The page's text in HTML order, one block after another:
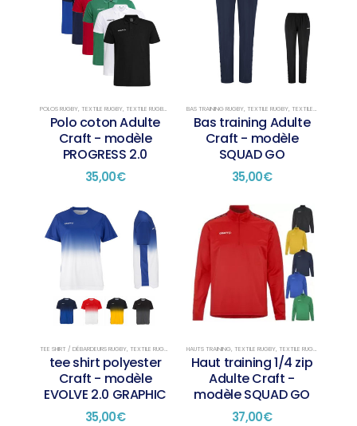
POLOS RUGBY, TEXTILE RUGBY, TEXTILE RUGBY PRÉSENTATION
Polo coton Adulte
Craft - modèle
PROGRESS 2.0
35,00€
BAS TRAINING RUGBY, TEXTILE RUGBY, TEXTILE RUGBY TRAINING
Bas training Adulte
Craft - modèle
SQUAD GO
35,00€
TEE SHIRT / DÉBARDEURS RUGBY, TEXTILE RUGBY TEXTILE RUGBY TRAINING
tee shirt polyester
Craft - modèle
EVOLVE 2.0 GRAPHIC
35,00€
HAUTS TRAINING, TEXTILE RUGBY, TEXTILE RUGBY TRAINING
Haut training 1/4 zip
Adulte Craft -
modèle SQUAD GO
37,00€